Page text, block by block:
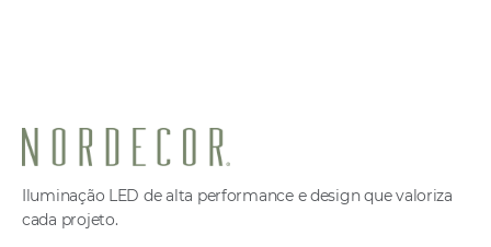
Iluminação LED de alta performance e design que valoriza
cada projeto.